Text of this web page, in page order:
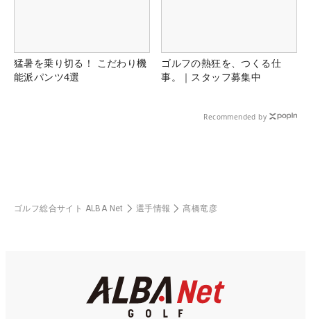
猛暑を乗り切る！ こだわり機
能派パンツ4選
ゴルフの熱狂を、つくる仕
事。｜スタッフ募集中
Recommended by
ゴルフ総合サイト ALBA Net 選手情報 髙橋竜彦